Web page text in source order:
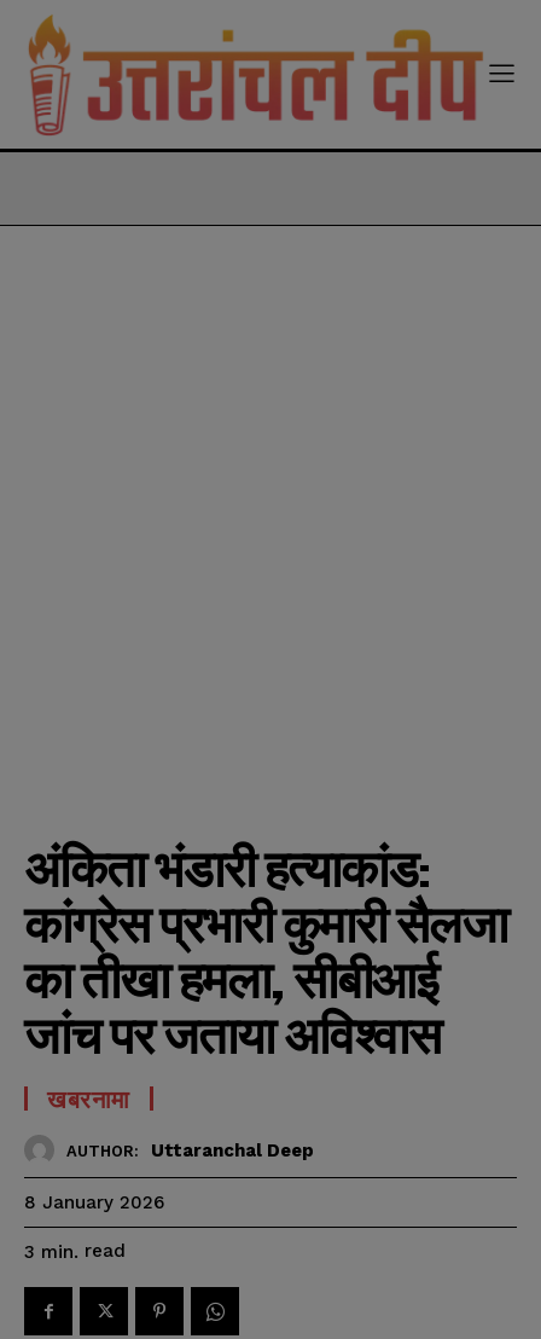
अंकिता भंडारी हत्याकांड:
कांग्रेस प्रभारी कुमारी सैलजा
का तीखा हमला, सीबीआई
जांच पर जताया अविश्वास
खबरनामा
AUTHOR: Uttaranchal Deep
8 January 2026
3 min. read